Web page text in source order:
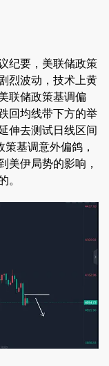
纪要，美联储政策
烈波动，技术上黄
联储政策基调偏
回均线带下方的举
伸去测试日线区间
基调意外偏鸽，
美伊局势的影响，